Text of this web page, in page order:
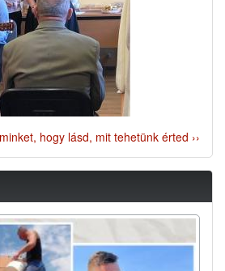
hogy lásd, mit tehetünk érted ››